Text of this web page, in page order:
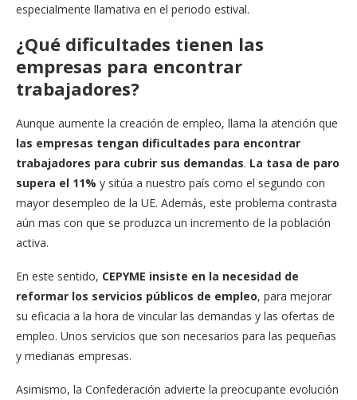
especialmente llamativa en el periodo estival.
¿Qué dificultades tienen las
empresas para encontrar
trabajadores?
Aunque aumente la creación de empleo, llama la atención que
las empresas tengan dificultades para encontrar
trabajadores para cubrir sus demandas. La tasa de paro
supera el 11% y sitúa a nuestro país como el segundo con
mayor desempleo de la UE. Además, este problema contrasta
aún mas con que se produzca un incremento de la población
activa.
En este sentido, CEPYME insiste en la necesidad de
reformar los servicios públicos de empleo, para mejorar
su eficacia a la hora de vincular las demandas y las ofertas de
empleo. Unos servicios que son necesarios para las pequeñas
y medianas empresas.
Asimismo, la Confederación advierte la preocupante evolución